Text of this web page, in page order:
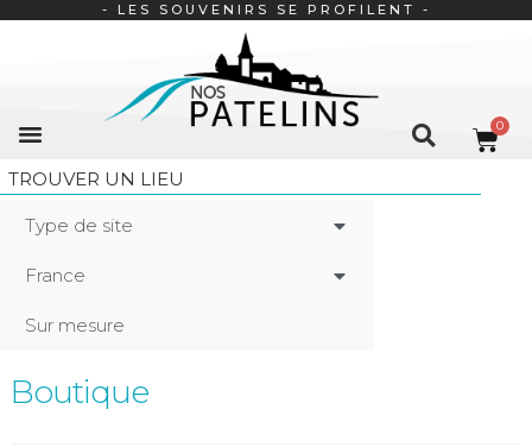
- LES SOUVENIRS SE PROFILENT -
TROUVER UN LIEU
Type de site
France
Sur mesure
Boutique